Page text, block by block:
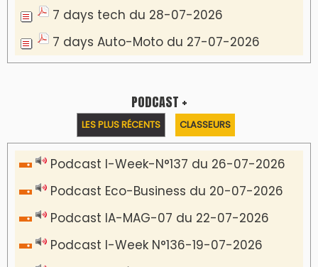
Communiqué de presse
Lesieur Cristal célèbre 85 ans d'engagement
en devenant partenaire du Moussem Moulay
VIDÉOS & CLIP +
LES PLUS RÉCENTS CLASSEURS